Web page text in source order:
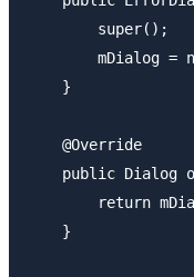
        super();
mDialog =
    }
    @Override
public Dialog
return
    }